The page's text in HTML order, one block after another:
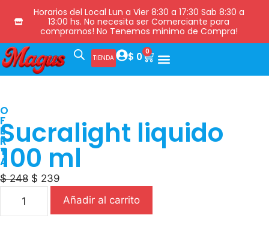
Horarios del Local Lun a Vier 8:30 a 17:30 Sab 8:30 a
13:00 hs. No necesita ser Comerciante para
comprarnos! No Tenemos minimo de Compra!
TIENDA $ 0 0
O
F
E
R
T
A
Sucralight liquido
100 ml
$248 $ 239
Añadir al carrito